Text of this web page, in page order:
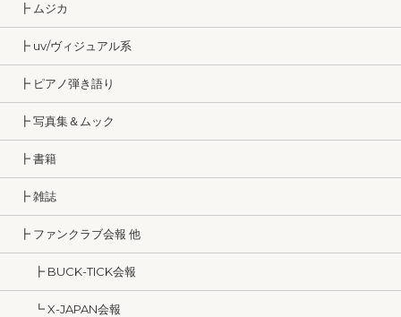
┣ ムジカ
┣ uv/ヴィジュアル系
┣ ピアノ弾き語り
┣ 写真集＆ムック
┣ 書籍
┣ 雑誌
┣ ファンクラブ会報 他
┣ BUCK-TICK会報
┗ X-JAPAN会報